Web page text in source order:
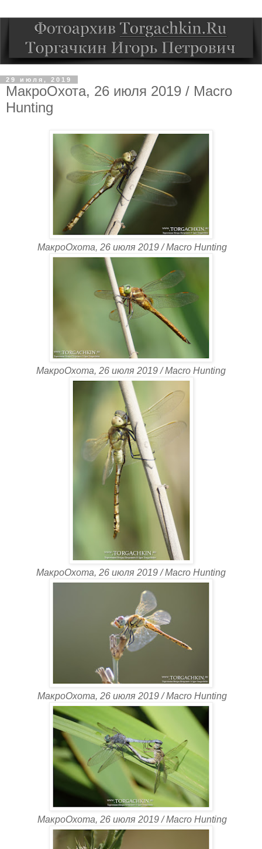
29 июля, 2019
МакроОхота, 26 июля 2019 / Macro
Hunting
МакроОхота, 26 июля 2019 / Macro Hunting
МакроОхота, 26 июля 2019 / Macro Hunting
МакроОхота, 26 июля 2019 / Macro Hunting
МакроОхота, 26 июля 2019 / Macro Hunting
МакроОхота, 26 июля 2019 / Macro Hunting